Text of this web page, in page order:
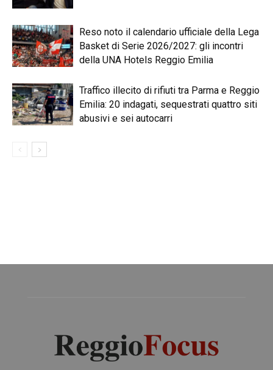
Reso noto il calendario ufficiale della Lega
Basket di Serie 2026/2027: gli incontri
della UNA Hotels Reggio Emilia
Traffico illecito di rifiuti tra Parma e Reggio
Emilia: 20 indagati, sequestrati quattro siti
abusivi e sei autocarri